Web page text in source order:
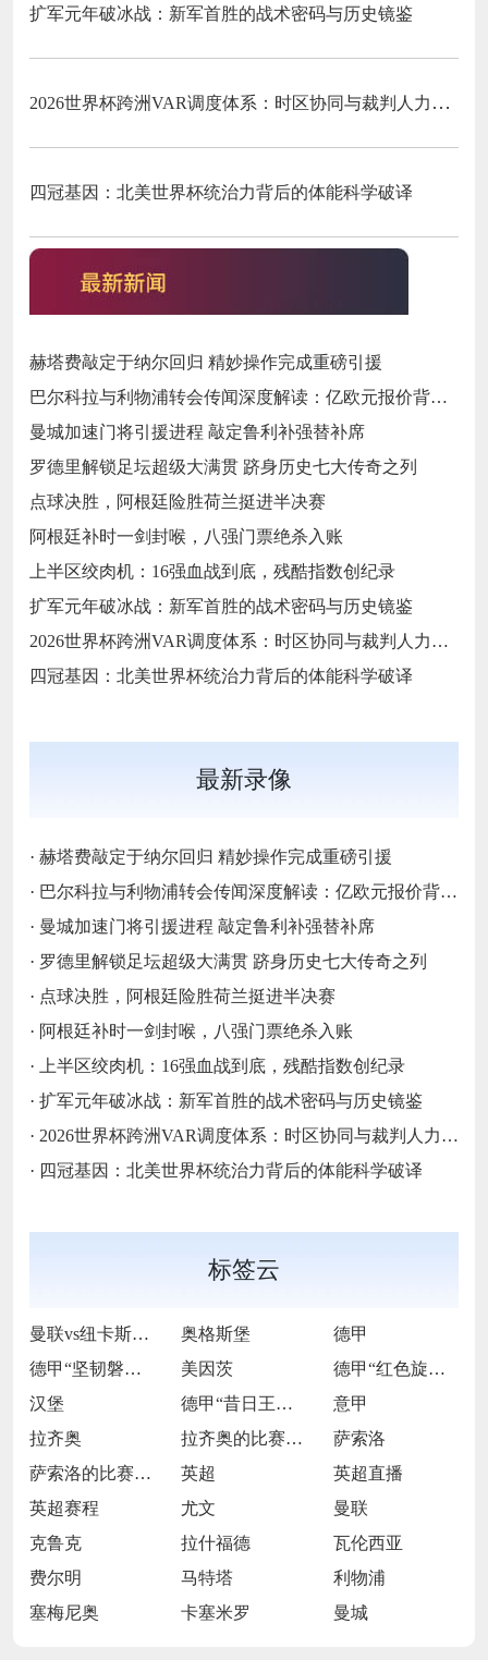
扩军元年破冰战：新军首胜的战术密码与历史镜鉴
2026世界杯跨洲VAR调度体系：时区协同与裁判人力配置优化策略
四冠基因：北美世界杯统治力背后的体能科学破译
赫塔费敲定于纳尔回归 精妙操作完成重磅引援
巴尔科拉与利物浦转会传闻深度解读：亿欧元报价背后的战略博弈与市场逻辑‌
曼城加速门将引援进程 敲定鲁利补强替补席
罗德里解锁足坛超级大满贯 跻身历史七大传奇之列
点球决胜，阿根廷险胜荷兰挺进半决赛
阿根廷补时一剑封喉，八强门票绝杀入账
上半区绞肉机：16强血战到底，残酷指数创纪录
扩军元年破冰战：新军首胜的战术密码与历史镜鉴
2026世界杯跨洲VAR调度体系：时区协同与裁判人力配置优化策略
四冠基因：北美世界杯统治力背后的体能科学破译
最新录像
· 赫塔费敲定于纳尔回归 精妙操作完成重磅引援
· 巴尔科拉与利物浦转会传闻深度解读：亿欧元报价背后的战略博弈与市场逻辑‌
· 曼城加速门将引援进程 敲定鲁利补强替补席
· 罗德里解锁足坛超级大满贯 跻身历史七大传奇之列
· 点球决胜，阿根廷险胜荷兰挺进半决赛
· 阿根廷补时一剑封喉，八强门票绝杀入账
·
上半区绞肉机：16强血战到底，残酷指数创纪录
· 扩军元年破冰战：新军首胜的战术密码与历史镜鉴
· 2026世界杯跨洲VAR调度体系：时区协同与裁判人力配置优化策略
· 四冠基因：北美世界杯统治力背后的体能科学破译
标签云
曼联vs纽卡斯尔联 奥格斯堡
德甲
德甲“坚韧磐石”的逆袭逐光之旅
美因茨
德甲“红色旋风”的激情逐梦征途
汉堡
德甲“昔日王者”的跌宕复兴长卷
意甲
拉齐奥
拉齐奥的比赛之路
萨索洛
萨索洛的比赛之路
英超
英超直播
英超赛程
尤文
曼联
克鲁克
拉什福德
瓦伦西亚
费尔明
马特塔
利物浦
塞梅尼奥
卡塞米罗 曼城